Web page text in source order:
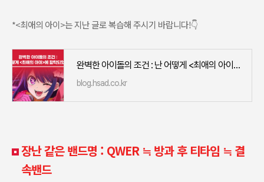
*<최애의 아이>는 지난 글로 복습해 주시기 바랍니다!👇
완벽한 아이돌의 조건 : 난 어떻게 <최애의 아이>에 함락되었는가
blog.hsad.co.kr
장난 같은 밴드명 : QWER ≒ 방과 후 티타임 ≒ 결
속밴드